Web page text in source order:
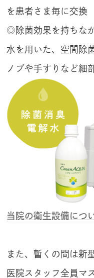
を患者さま毎に交換
◎除菌効果を持ちな
水を用いた、空間除
ノブや手すりなど細
当院の衛生設備につ
また、暫くの間は新
医院スタッフ全員マ